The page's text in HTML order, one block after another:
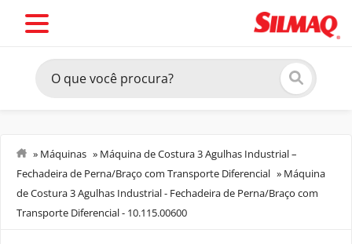
Costurar
» Máquinas » Máquina de Costura 3 Agulhas Industrial –
Fechadeira de Perna/Braço com Transporte Diferencial » Máquina
de Costura 3 Agulhas Industrial - Fechadeira de Perna/Braço com
Transporte Diferencial - 10.115.00600